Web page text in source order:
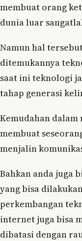
membuat orang
dunia luar
Namun hal
ditemukannya
saat ini teknologi
tahap generasi
Kemudahan dalam
membuat
menjalin
Bahkan anda juga
yang bisa
perkembangan
internet juga bisa
dibatasi dengan